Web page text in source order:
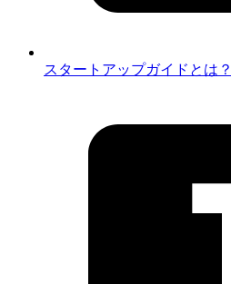
スタートアップガイドとは？